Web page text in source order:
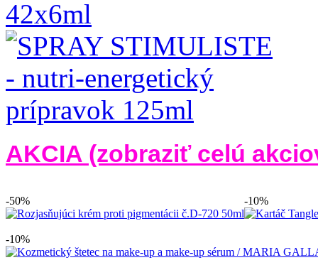
AKCIA (zobraziť celú
-50% -10%
-10%